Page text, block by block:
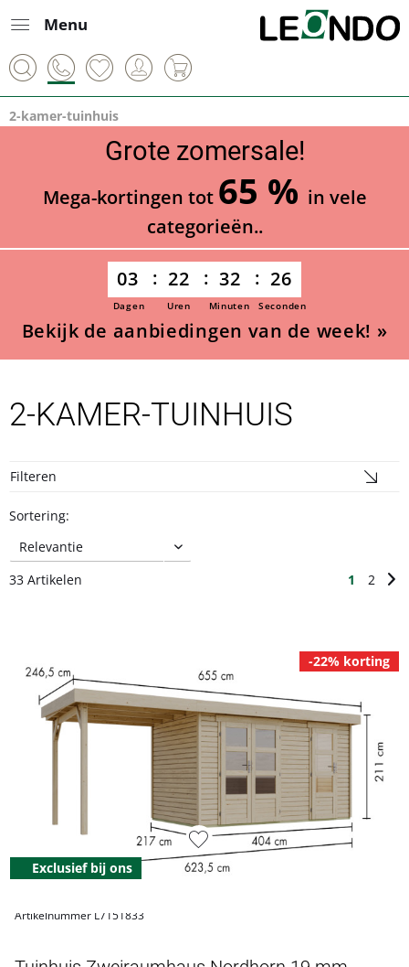
Menu
2-kamer-tuinhuis
Grote zomersale!
Mega-kortingen tot 65 % in vele
categorieën..
03 22 32 24
Dagen Uren Minuten Seconden
Bekijk de aanbiedingen van de week! »
2-KAMER-TUINHUIS
Filteren
Sortering:
33 Artikelen 1 2
-22% korting
Exclusief bij ons
Artikelnummer L7151833